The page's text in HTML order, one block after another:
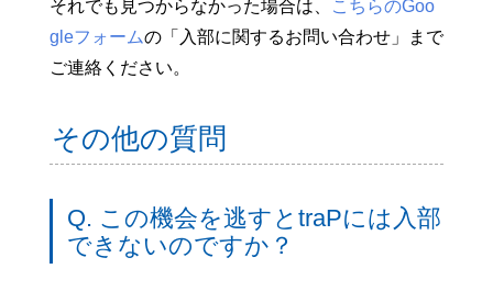
それでも見つからなかった場合は、
こちらのGoo
gleフォームの「入部に関するお問い合わせ」まで
ご連絡ください。
その他の質問
Q. この機会を逃すとtraPには入部
できないのですか？